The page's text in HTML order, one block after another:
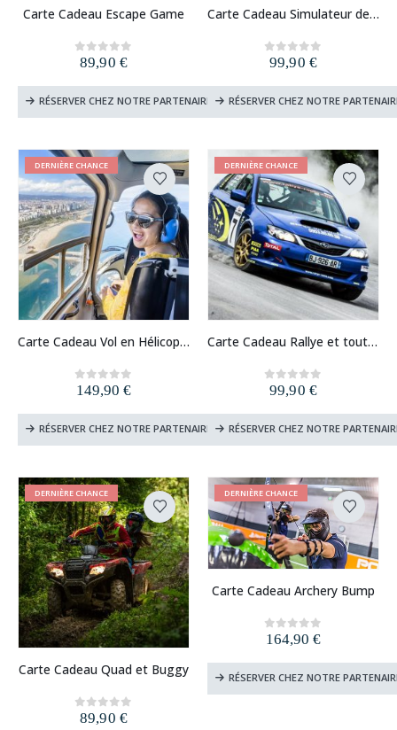
Carte Cadeau Escape Game
0out of 5
89,90 €
RÉSERVER CHEZ NOTRE PARTENAIRE
Carte Cadeau Simulateur de Vol et de Pilotage
0out of 5
99,90 €
RÉSERVER CHEZ NOTRE
DERNIÈRE CHANCE
Carte Cadeau Vol en Hélicoptère
0 out of 5
149,90€
RÉSERVER CHEZ NOTRE PARTENAIRE
DERNIÈRE CHANCE
Carte Cadeau Rallye et tout-terrain
0out of 5
99,90 €
RÉSERVER CHEZ NOTRE
DERNIÈRE CHANCE
Carte Cadeau Quad et Buggy
0out of 5
89,90 €
DERNIÈRE CHANCE
Carte Cadeau Archery Bump
0 out of 5
164,90€
RÉSERVER CHEZ NOTRE